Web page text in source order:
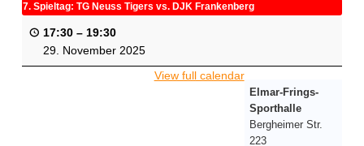
7. Spieltag: TG Neuss Tigers vs. DJK Frankenberg
17:30 – 19:30
29. November 2025
Elmar-Frings-
Sporthalle
Bergheimer Str.
223
View full calendar